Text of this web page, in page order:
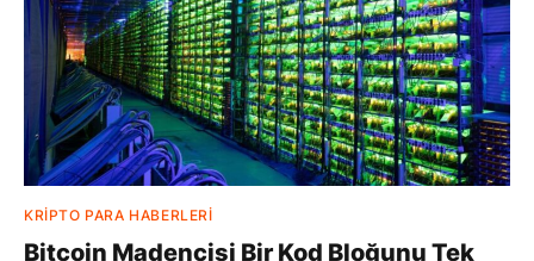
KRIPTO PARA HABERLERI
Bitcoin Madencisi Bir Kod Bloğunu Tek